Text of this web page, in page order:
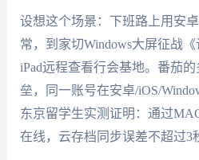
设想这个场景：下班路上用安
常，到家切Windows大屏征战
iPad远程查看行会基地。番茄
垒，同一账号在安卓/iOS/
东京留学生实测证明：通过
在线，云存档同步误差不超过3